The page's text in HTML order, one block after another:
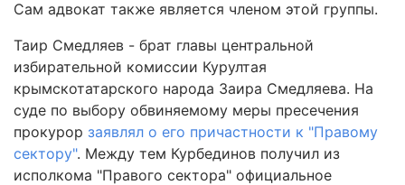
Сам адвокат также является членом этой группы.
Таир Смедляев - брат главы центральной
избирательной комиссии Курултая
крымскотатарского народа Заира Смедляева. На
суде по выбору обвиняемому меры пресечения
прокурор заявлял о его причастности к "Правому
сектору". Между тем Курбединов получил из
исполкома "Правого сектора" официальное